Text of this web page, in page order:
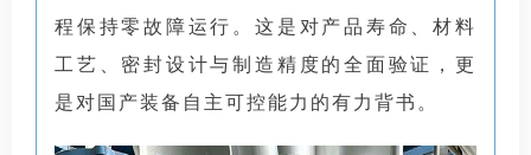
程保持零故障运行。这是对产品寿命、材料
工艺、密封设计与制造精度的全面验证，更
是对国产装备自主可控能力的有力背书。